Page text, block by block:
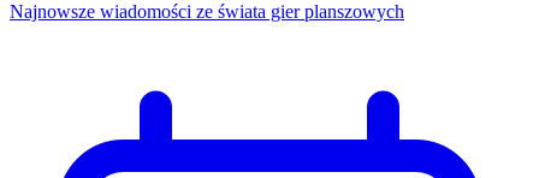
Najnowsze wiadomości ze świata gier planszowych